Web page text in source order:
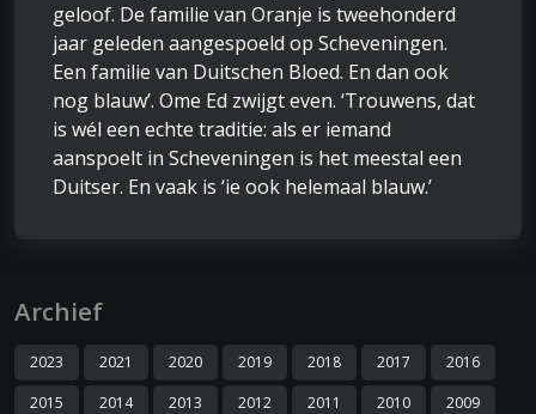
geloof. De familie van Oranje is tweehonderd
jaar geleden aangespoeld op Scheveningen.
Een familie van Duitschen Bloed. En dan ook
nog blauw’. Ome Ed zwijgt even. ‘Trouwens, dat
is wél een echte traditie: als er iemand
aanspoelt in Scheveningen is het meestal een
Duitser. En vaak is ‘ie ook helemaal blauw.’
Archief
2023 2021 2020 2019 2018 2017
2016
2015
2014 2013 2012 2011 2010
2009